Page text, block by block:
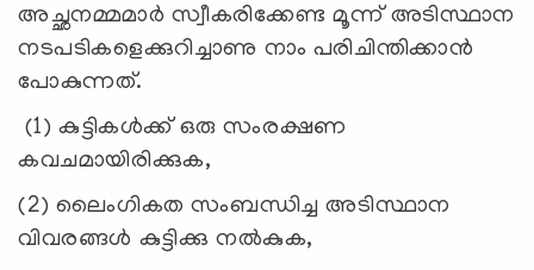
അച്ഛനമ്മമാർ സ്വീകരിക്കേണ്ട മൂന്ന് അടിസ്ഥാന
നടപടികളെക്കുറിച്ചാണു നാം പരിചിന്തിക്കാൻ
പോകുന്നത്‌.
(1) കുട്ടികൾക്ക് ഒരു സംരക്ഷണ
കവചമായിരിക്കുക,
(2) ലൈംഗികത സംബന്ധിച്ച അടിസ്ഥാന
വിവരങ്ങൾ കുട്ടിക്കു നൽകുക,